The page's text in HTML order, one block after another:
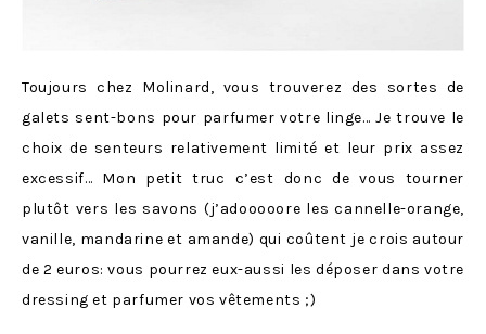
Toujours chez Molinard, vous trouverez des sortes de
galets sent-bons pour parfumer votre linge… Je trouve le
choix de senteurs relativement limité et leur prix assez
excessif… Mon petit truc c’est donc de vous tourner
plutôt vers les savons (j’adooooore les cannelle-orange,
vanille, mandarine et amande) qui coûtent je crois autour
de 2 euros: vous pourrez eux-aussi les déposer dans votre
dressing et parfumer vos vêtements ;)